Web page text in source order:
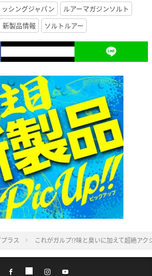
シングジャパン
ルアーマガジンソルト
新製品情報 ソルトルアー
ラス これがガルプ⁉味と臭いに加えて超絶ア